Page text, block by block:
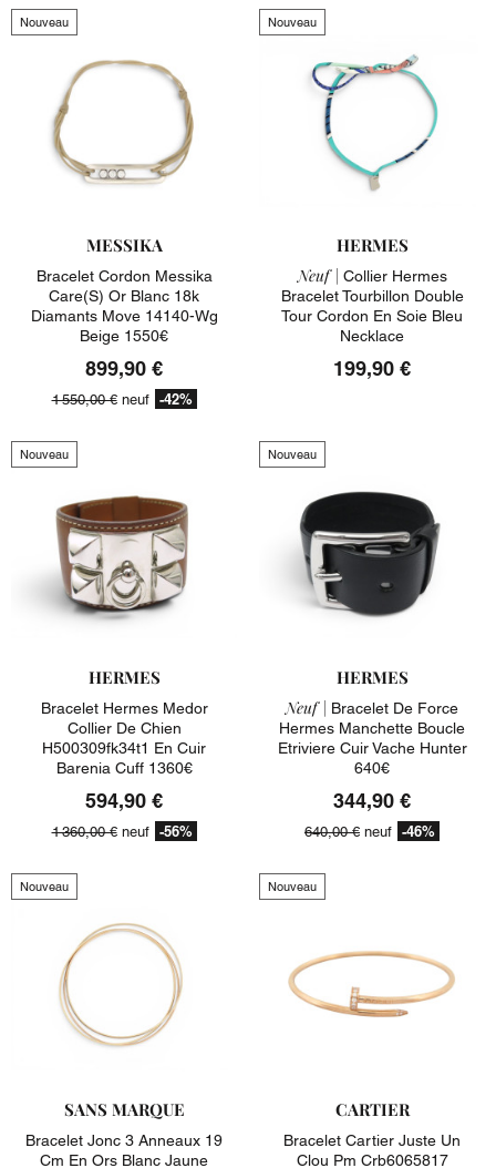
Nouveau
MESSIKA
Bracelet Cordon Messika
Care(s) Or Blanc 18k
Diamants Move 14140-Wg
Beige 1550€
899,90 €
1 550,00 €neuf -42%
Nouveau
HERMES
Neuf | Collier Hermes
Bracelet Tourbillon Double
Tour Cordon En Soie Bleu
Necklace
199,90 €
Nouveau
HERMES
Bracelet Hermes Medor
Collier De Chien
H500309fk34t1 En Cuir
Barenia Cuff 1360€
594,90 €
1 360,00 €neuf -56%
Nouveau
HERMES
Neuf | Bracelet De Force
Hermes Manchette Boucle
Etriviere Cuir Vache Hunter
640€
344,90 €
640,00 € neuf -46%
Nouveau
SANS MARQUE
Bracelet Jonc 3 Anneaux 19
Cm En Ors Blanc Jaune
Nouveau
CARTIER
Bracelet Cartier Juste Un
Clou Pm Crb6065817